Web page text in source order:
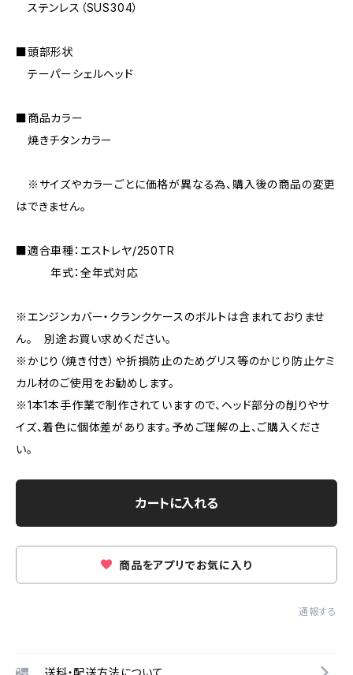
ステンレス（SUS304）
■頭部形状
テーパーシェルヘッド
■商品カラー
焼きチタンカラー
※サイズやカラーごとに価格が異なる為、購入後の商品の変更
はできません。
■適合車種：エストレヤ/250TR
年式：全年式対応
※エンジンカバー・クランクケースのボルトは含まれておりませ
ん。 別途お買い求めください。
※かじり（焼き付き）や折損防止のためグリス等のかじり防止ケミ
カル材のご使用をお勧めします。
※1本1本手作業で制作されていますので、ヘッド部分の削りやサ
イズ、着色に個体差があります。予めご理解の上、ご購入くださ
い。
カートに入れる
商品をアプリでお気に入り
通報する
送料・配送方法について